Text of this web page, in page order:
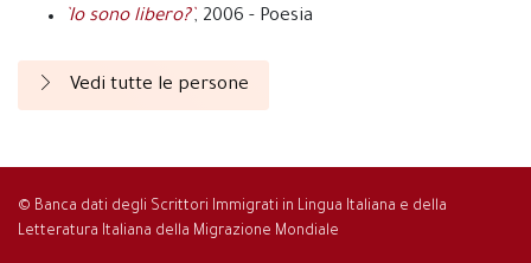
`Io sono libero?`, 2006 - Poesia
Vedi tutte le persone
© Banca dati degli Scrittori Immigrati in Lingua Italiana e della
Letteratura Italiana della Migrazione Mondiale